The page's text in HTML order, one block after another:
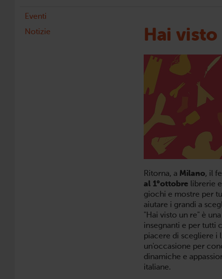
Eventi
Notizie
Hai visto
Ritorna, a Milano, il
al 1°ottobre librerie
giochi e mostre per
aiutare i grandi a
"Hai visto un re" è
insegnanti e per tutti
piacere di scegliere i
un'occasione per
dinamiche e
italiane.